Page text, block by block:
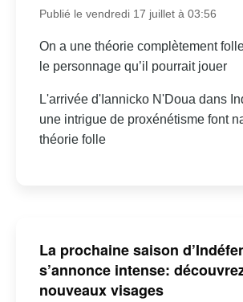
Publié le vendredi 17 juillet à 03:56
On a une théorie complètement
le personnage qu’il pourrait jouer
L'arrivée d'Iannicko N'Doua dans
une intrigue de proxénétisme font
théorie folle
La prochaine saison
s’annonce intense:
nouveaux visages